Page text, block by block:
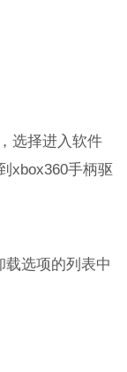
选择进入软件
xbox360手柄驱
载选项的列表中